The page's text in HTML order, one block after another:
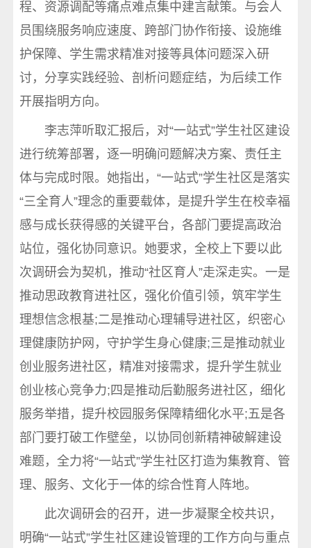
程、资源调配等痛点难点集中建言献策。与会人
员围绕服务响应速度、跨部门协作衔接、设施维
护保障、学生需求精准对接等具体问题深入研
讨，分享实践经验、剖析问题症结，为后续工作
开展指明方向。
李志萍听取汇报后，对“一站式”学生社区建设
进行统筹部署，逐一明确问题解决方案、责任主
体与完成时限。她指出，“一站式”学生社区是落实
“三全育人”理念的重要载体，是提升学生在校幸福
感与成长获得感的关键平台，各部门要提高政治
站位，强化协同意识。她要求，全校上下要以此
次调研会为契机，推动“社区育人”走深走实。一是
推动思政教育进社区，强化价值引领，筑牢学生
理想信念根基;二是推动心理辅导进社区，织密心
理健康防护网，守护学生身心健康;三是推动就业
创业服务进社区，精准对接需求，提升学生就业
创业核心竞争力;四是推动后勤服务进社区，细化
服务举措，提升校园服务保障精细化水平;五是各
部门要打破工作壁垒，以协同创新精神破解建设
难题，全力将“一站式”学生社区打造为集教育、管
理、服务、文化于一体的综合性育人阵地。
此次调研会的召开，进一步凝聚全校共识，
明确“一站式”学生社区建设管理的工作方向与重点